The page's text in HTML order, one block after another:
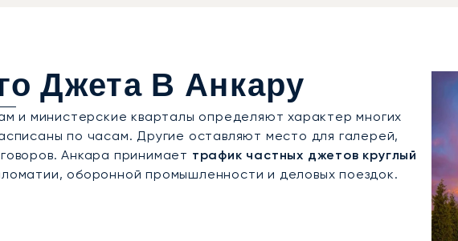
Джета В Анкару
и министерские кварталы определяют характер многих
по часам. Другие оставляют место для галерей,
Анкара принимает трафик частных джетов круглый
оборонной промышленности и деловых поездок.